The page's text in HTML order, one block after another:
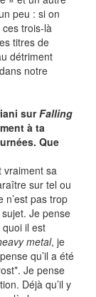
peu : si on
trois-là
titres de
détriment
notre
surFalling
à ta
Que
vraiment sa
sur tel ou
n’est pas trop
Je pense
quoi il est
metal, je
qu’il a été
Je pense
Déjà qu’il y